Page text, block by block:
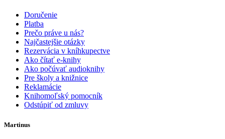
Doručenie
Platba
Prečo práve u nás?
Najčastejšie otázky
Rezervácia v kníhkupectve
Ako čítať e-knihy
Ako počúvať audioknihy
Pre školy a knižnice
Reklamácie
Knihomoľský pomocník
Odstúpiť od zmluvy
Martinus